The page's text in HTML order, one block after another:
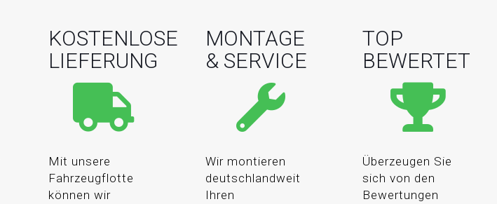
KOSTENLOSE
LIEFERUNG
Mit unsere
Fahrzeugflotte
können wir
MONTAGE
& SERVICE
Wir montieren
deutschlandweit
Ihren
TOP
BEWERTET
Überzeugen Sie
sich von den
Bewertungen